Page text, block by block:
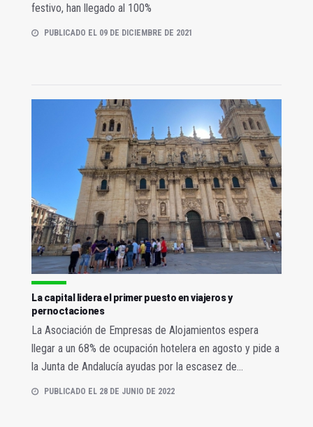
festivo, han llegado al 100%
PUBLICADO EL 09 DE DICIEMBRE DE 2021
La capital lidera el primer puesto en viajeros y
pernoctaciones
La Asociación de Empresas de Alojamientos espera
llegar a un 68% de ocupación hotelera en agosto y pide a
la Junta de Andalucía ayudas por la escasez de...
PUBLICADO EL 28 DE JUNIO DE 2022